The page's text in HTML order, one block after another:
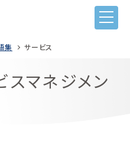
集 サービス
マネジメン